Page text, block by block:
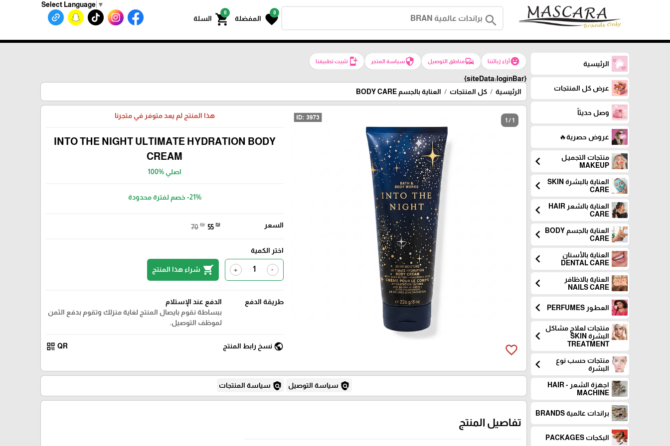
Select Language ▼
search
0
favorite المفضلة
0
shopping_cart السلة
الرئيسية
عرض كل المنتجات
وصل حديثاً
عروض حصرية🔥
منتجات التجميـل
MAKEUP
chevron_left
العناية بالبشرة SKIN
CARE
chevron_left
العناية بالشعر HAIR
CARE
chevron_left
العناية بالجسم BODY
CARE
chevron_left
العناية بالأسنان
DENTAL CARE
chevron_left
العناية بالاظافر
NAILS CARE
chevron_left
العطـور PERFUMES chevron_left
منتجات لعلاج مشاكل
البشرة SKIN
TREATMENT
chevron_left
منتجات حسب نوع
البشرة
chevron_left
اجهزة الشعر - HAIR
MACHINE
براندات عالمية BRANDS
البكجات PACKAGES
emoji_emotionsآراء زبائننا commuteمناطق التوصيل securityسياسة المتجر install_mobileتثبيت تطبيقنا
{siteData:loginBar}
الرئيسية
كل المنتجات العناية بالجسم BODY CARE
1 / 1
favorite_border
هذا المنتج لم يعد متوفر في متجرنا
INTO THE NIGHT ULTIMATE HYDRATION BODY
CREAM
اصلي %100
-21% خصم لفترة محدودة
السعر 70 ₪ 55 ₪
اختر الكمية
-
+
shopping_cart شراء هذا المنتج
طريقة الدفع
الدفع عند الإستلام
ببساطة نقوم بايصال المنتج لغاية منزلك وتقوم بدفع الثمن
لموظف التوصيل.
public نسخ رابط المنتج QR
qr_code
policy سياسة التوصيل policy سياسة المنتجات
تفاصيل المنتج